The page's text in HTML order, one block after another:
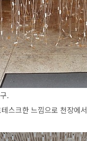
.
스크한 느낌으로 천장에